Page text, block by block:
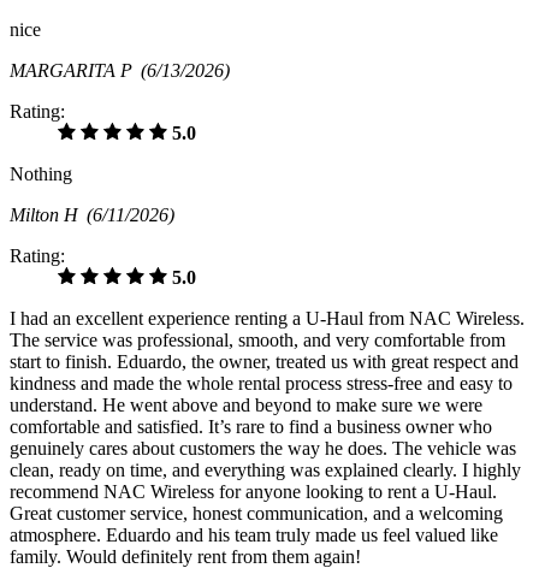
nice
MARGARITA P (6/13/2026)
Rating:
5.0
Nothing
Milton H (6/11/2026)
Rating:
5.0
I had an excellent experience renting a U-Haul from NAC Wireless.
The service was professional, smooth, and very comfortable from
start to finish. Eduardo, the owner, treated us with great respect and
kindness and made the whole rental process stress-free and easy to
understand. He went above and beyond to make sure we were
comfortable and satisfied. It’s rare to find a business owner who
genuinely cares about customers the way he does. The vehicle was
clean, ready on time, and everything was explained clearly. I highly
recommend NAC Wireless for anyone looking to rent a U-Haul.
Great customer service, honest communication, and a welcoming
atmosphere. Eduardo and his team truly made us feel valued like
family. Would definitely rent from them again!